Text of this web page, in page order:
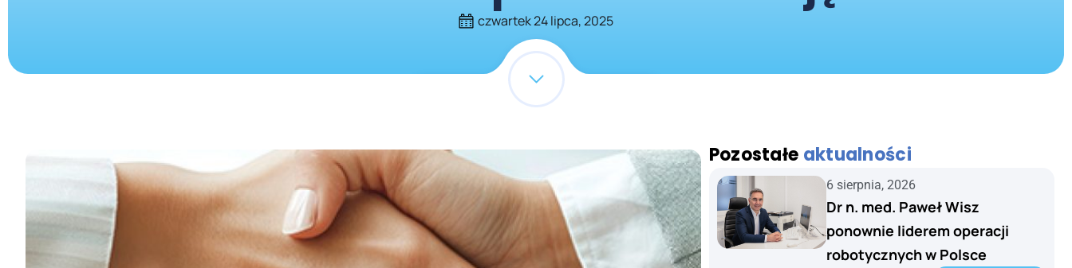
czwartek 24 lipca, 2025
Pozostałe aktualności
6 sierpnia, 2026
Dr n. med. Paweł Wisz
ponownie liderem operacji
robotycznych w Polsce